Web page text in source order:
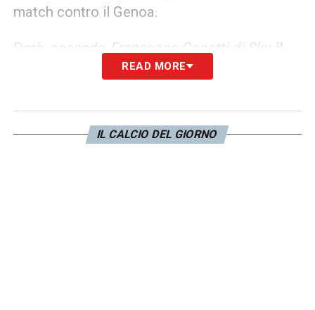
match contro il Genoa.
Però, secondo Francesco Cosatti di Sky
il
difensore va verso il rientro
diSerie Ae in programma domenica alle
20.45.
READ MORE
IL CALCIO DEL GIORNO